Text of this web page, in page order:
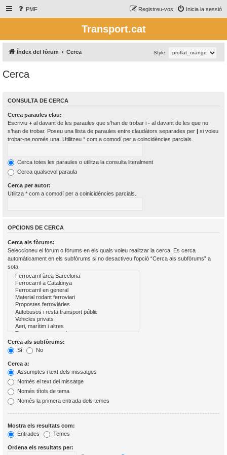
PMF Inicia la sessió
Registreu-vos
Transport.cat
Índex del fòrum Cerca Style:
Cerca
CONSULTA DE CERCA
Cerca paraules clau:
Escriviu + al davant de les paraules que s’han de trobar i - al davant de les que no
s’han de trobar. Poseu una llista de paraules entre claudàtors separades per | si voleu
trobar-ne només una. Utilitzeu * com a comodí per a coincidències parcials.
Cerca totes les paraules o utilitza la consulta literalment
Cerca qualsevol paraula
Cerca per autor:
Utilitza * com a comodí per a coinicidències parcials.
OPCIONS DE CERCA
Cerca als fòrums:
Seleccioneu el fòrum o fòrums en els quals voleu realitzar la cerca. Es cerca
automàticament en els subfòrums si no desactiveu l’opció “Cerca als subfòrums” a
sota.
Cerca als subfòrums:
Sí
No
Cerca a:
Assumptes i text dels missatges
Només el text del missatge
Només títols de tema
Només la primera entrada dels temes
Mostra els resultats com:
Entrades
Temes
Ordena els resultats per: